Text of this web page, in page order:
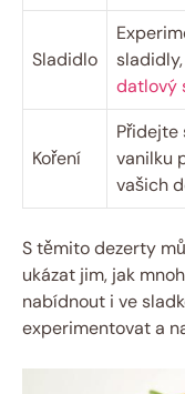
Sladidlo
sladidly,
datlový
Koření
Přidejte
vanilku
vašich
S těmito dezerty
ukázat jim, jak
nabídnout i ve
experimentovat a